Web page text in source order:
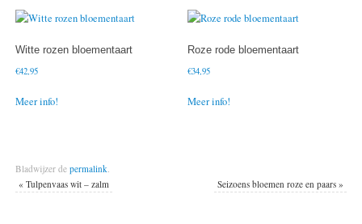
Witte rozen bloementaart
€42,95
Meer info!
Roze rode bloementaart
€34,95
Meer info!
Bladwijzer de permalink
« Tulpenvaas wit – zalm Seizoens bloemen roze en paars»